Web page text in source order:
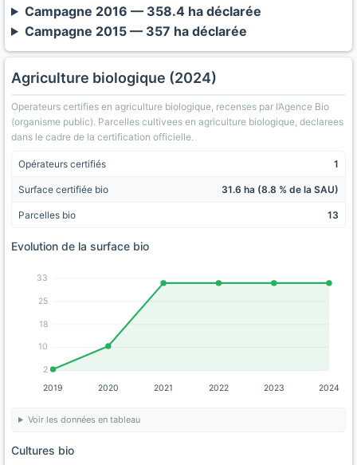
Campagne 2016 — 358.4 ha déclarée
Campagne 2015 — 357 ha déclarée
Agriculture biologique (2024)
Operateurs certifies en agriculture biologique, recenses par l’Agence Bio
(organisme public). Parcelles cultivees en agriculture biologique, declarees
dans le cadre de la certification officielle.
Opérateurs certifiés 1
Surface certifiée bio 31.6 ha (8.8 % de la SAU)
Parcelles bio 13
Evolution de la surface bio
2
10
18
25
33
2019 2020 2021 2022 2023 2024
Voir les données en tableau
Cultures bio